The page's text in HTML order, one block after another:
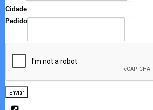
Cidade
Pedido
Enviar